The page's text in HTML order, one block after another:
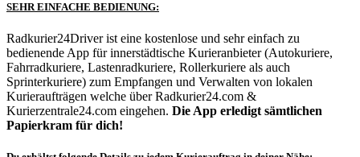
SEHR EINFACHE BEDIENUNG:
Radkurier24Driver ist eine kostenlose und sehr einfach zu
bedienende App für innerstädtische Kurieranbieter (Autokuriere,
Fahrradkuriere, Lastenradkuriere, Rollerkuriere als auch
Sprinterkuriere) zum Empfangen und Verwalten von lokalen
Kurieraufträgen welche über Radkurier24.com &
Kurierzentrale24.com eingehen. Die App erledigt sämtlichen
Papierkram für dich!